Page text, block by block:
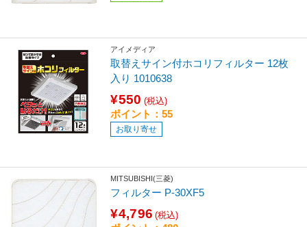
アイメディア
取替えサイン付ホコリフィルター 12枚
入り 1010638
¥550 (税込)
ポイント：55
お取り寄せ
MITSUBISHI(三菱)
フィルター P-30XF5
¥4,796 (税込)